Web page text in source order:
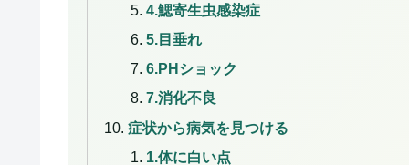
4.鰓寄生虫感染症
5.目垂れ
6.PHショック
7.消化不良
症状から病気を見つける
1.体に白い点